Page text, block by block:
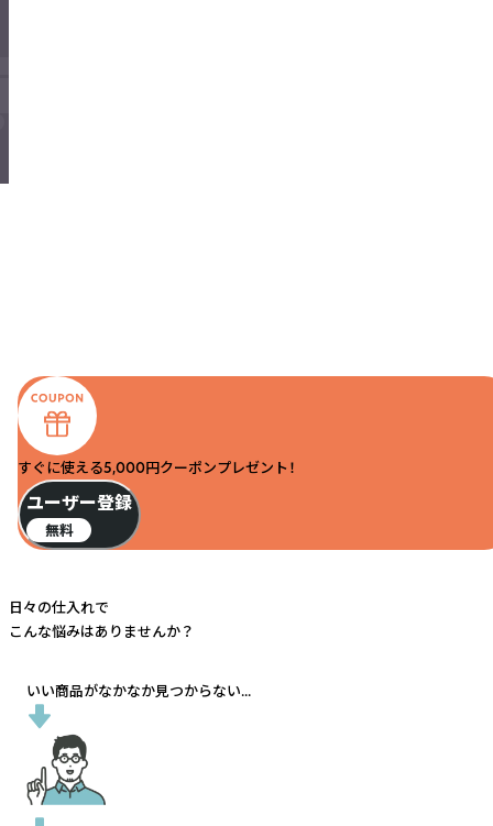
すぐに使える5,000円クーポンプレゼント！
ユーザー登録
無料
日々の仕入れで
こんな悩みはありませんか？
いい商品がなかなか見つからない...